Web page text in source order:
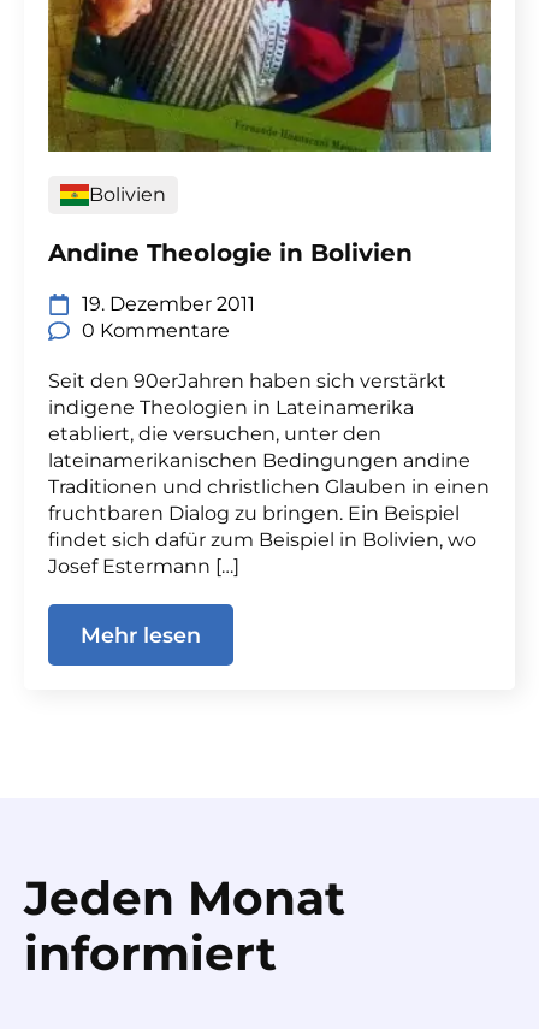
Bolivien
Andine Theologie in Bolivien
19. Dezember 2011
0 Kommentare
Seit den 90erJahren haben sich verstärkt
indigene Theologien in Lateinamerika
etabliert, die versuchen, unter den
lateinamerikanischen Bedingungen andine
Traditionen und christlichen Glauben in einen
fruchtbaren Dialog zu bringen. Ein Beispiel
findet sich dafür zum Beispiel in Bolivien, wo
Josef Estermann […]
Mehr lesen
Jeden Monat
informiert